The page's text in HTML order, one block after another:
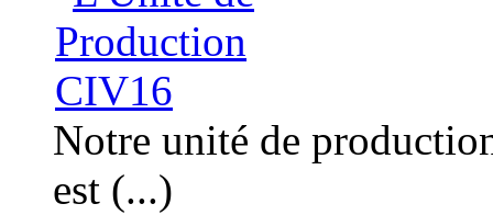
Notre unité de
est (...)